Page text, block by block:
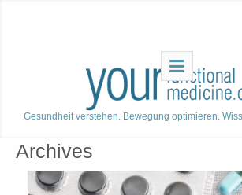
Gesundheit verstehen. Bewegung optimieren.
Archives